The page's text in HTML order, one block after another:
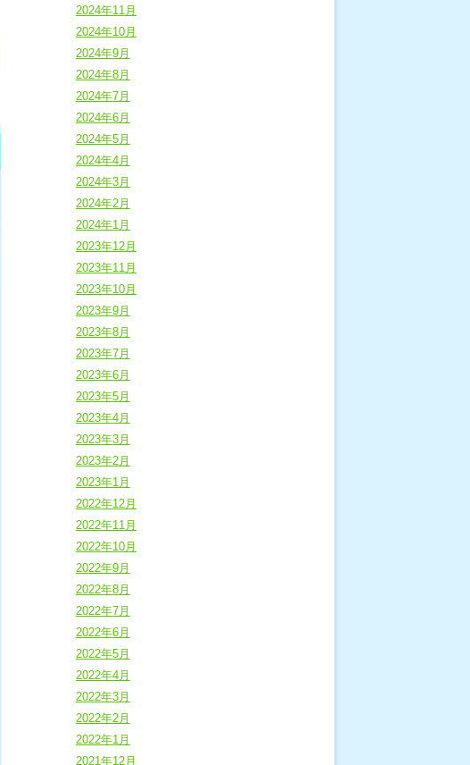
2024年11月
2024年10月
2024年9月
2024年8月
2024年7月
2024年6月
2024年5月
2024年4月
2024年3月
2024年2月
2024年1月
2023年12月
2023年11月
2023年10月
2023年9月
2023年8月
2023年7月
2023年6月
2023年5月
2023年4月
2023年3月
2023年2月
2023年1月
2022年12月
2022年11月
2022年10月
2022年9月
2022年8月
2022年7月
2022年6月
2022年5月
2022年4月
2022年3月
2022年2月
2022年1月
2021年12月